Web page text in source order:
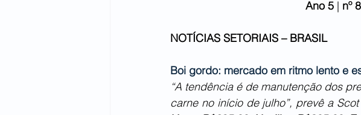
Ano 5 | nº
NOTÍCIAS SETORIAIS – BRASIL
Boi gordo: mercado em ritmo lento e
“A tendência é de manutenção dos
carne no início de julho”, prevê a